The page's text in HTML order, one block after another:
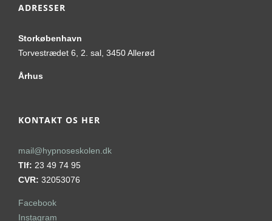
ADRESSER
Storkøbenhavn
Torvestrædet 6, 2. sal, 3450 Allerød
Århus
KONTAKT OS HER
mail@hypnoseskolen.dk
Tlf: 23 49 74 95
CVR: 32053076
Facebook
Instagram